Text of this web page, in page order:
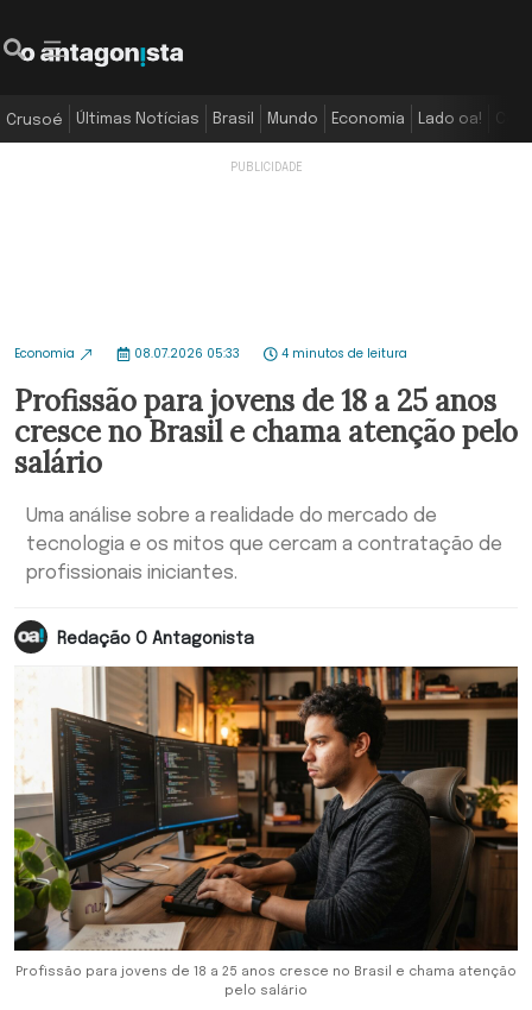
Crusoé Últimas Notícias Brasil Mundo Economia Lado oa!
Economia 08.07.2026 05:33 4 minutos de leitura
Profissão para jovens de 18 a 25 anos
cresce no Brasil e chama atenção pelo
salário
Uma análise sobre a realidade do mercado de
tecnologia e os mitos que cercam a contratação de
profissionais iniciantes.
Redação O Antagonista
Profissão para jovens de 18 a 25 anos cresce no Brasil e chama atenção
pelo salário